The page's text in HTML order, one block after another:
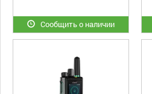
Сообщить о наличии